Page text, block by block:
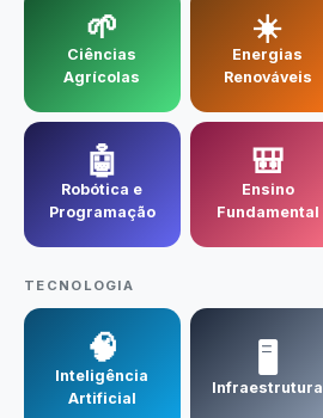
Artículos
Suporte
Contato
🌱
Ciências
Agrícolas
☀️
Energias
Renováveis
🤖
Robótica e
Programação
🎒
Ensino
Fundamental
TECNOLOGIA
🧠
Inteligência
Artificial
🖥️
Infraestrutura